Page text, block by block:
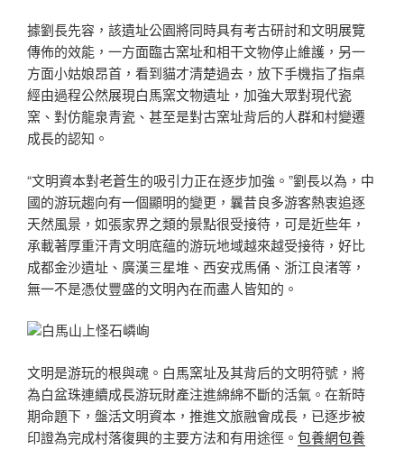
據劉長先容，該遺址公園將同時具有考古研討和文明展覽
傳佈的效能，一方面臨古窯址和相干文物停止維護，另一
方面小姑娘昂首，看到貓才清楚過去，放下手機指了指桌
經由過程公然展現白馬窯文物遺址，加強大眾對現代瓷
窯、對仿龍泉青瓷、甚至是對古窯址背后的人群和村變遷
成長的認知。
“文明資本對老蒼生的吸引力正在逐步加強。”劉長以為，中
國的游玩趨向有一個顯明的變更，曩昔良多游客熱衷追逐
天然風景，如張家界之類的景點很受接待，可是近些年，
承載著厚重汗青文明底蘊的游玩地域越來越受接待，好比
成都金沙遺址、廣漢三星堆、西安戎馬俑、浙江良渚等，
無一不是憑仗豐盛的文明內在而盡人皆知的。
白馬山上怪石嶙峋
文明是游玩的根與魂。白馬窯址及其背后的文明符號，將
為白盆珠連續成長游玩財產注進綿綿不斷的活氣。在新時
期命題下，盤活文明資本，推進文旅融會成長，已逐步被
印證為完成村落復興的主要方法和有用途徑。 包養網包養